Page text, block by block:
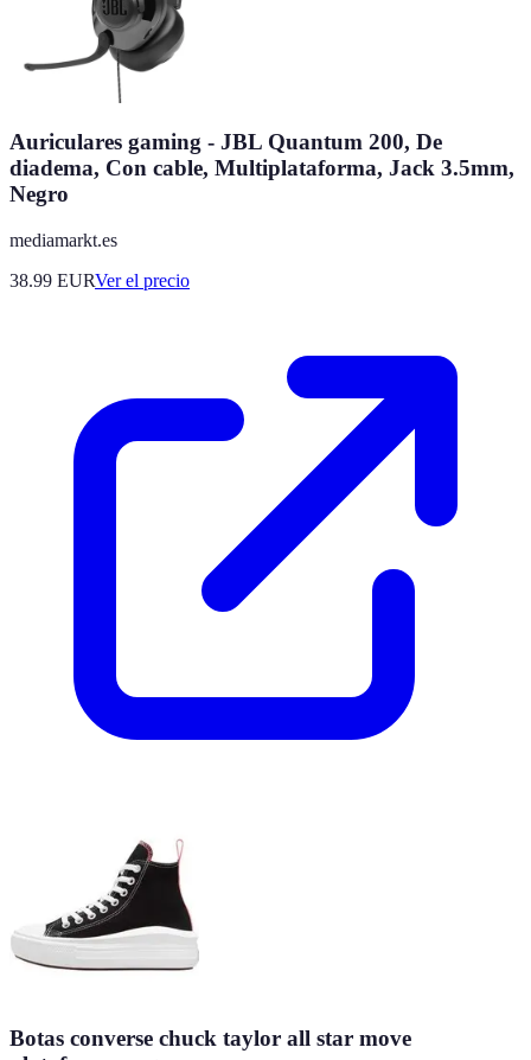
Auriculares gaming - JBL Quantum 200, De
diadema, Con cable, Multiplataforma, Jack 3.5mm,
Negro
mediamarkt.es
38.99 EURVer el precio
Botas converse chuck taylor all star move